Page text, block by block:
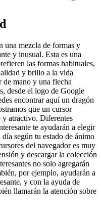
una mezcla de formas y
y inusual. Esta es una
las formas habituales,
y brillo a la vida
mano y una flecha
desde el logo de Google
encontrar aquí un dragón
que un cursor
y atractivo. Diferentes
te ayudarán a elegir
según tu estado de ánimo
del navegador es muy
y descargar la colección
no solo agregarán
por ejemplo, ayudarán a
y con la ayuda de
llamarán la atención sobre